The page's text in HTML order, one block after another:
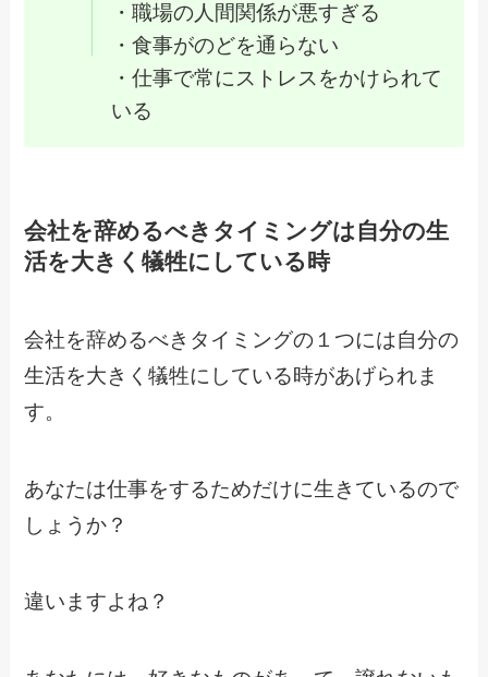
・職場の人間関係が悪すぎる
・食事がのどを通らない
・仕事で常にストレスをかけられて
いる
会社を辞めるべきタイミングは自分の生
活を大きく犠牲にしている時
会社を辞めるべきタイミングの１つには自分の
生活を大きく犠牲にしている時があげられま
す。
あなたは仕事をするためだけに生きているので
しょうか？
違いますよね？